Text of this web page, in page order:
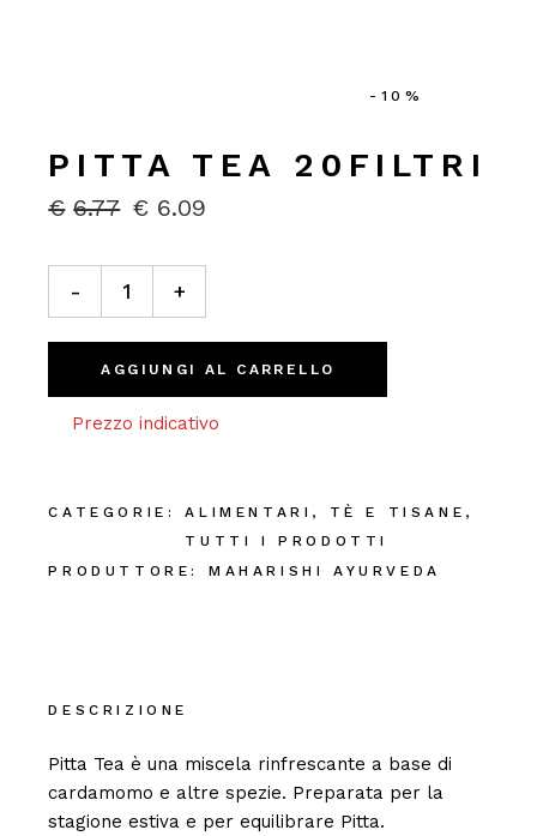
-10%
PITTA TEA 20FILTRI
€ 6.77
IL
ORIGINALE
ERA:
€6.77.
€ 6.09
IL
ATTUALE
€6.09.
Pitta Tea 20filtri quantity
- +
AGGIUNGI AL CARRELLO
Prezzo indicativo
CATEGORIE: ALIMENTARI , TÈ E TISANE ,
TUTTI I PRODOTTI
PRODUTTORE:
MAHARISHI AYURVEDA
DESCRIZIONE
Pitta Tea è una miscela rinfrescante a base di
cardamomo e altre spezie. Preparata per la
stagione estiva e per equilibrare Pitta.